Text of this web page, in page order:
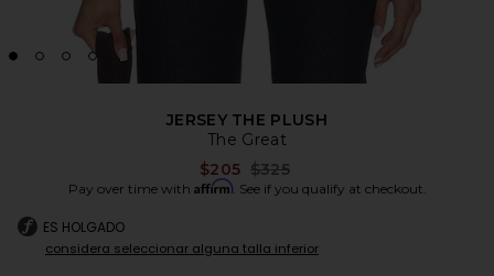
JERSEY THE PLUSH
The Great
$205 Previous price:
$325
Pay over time with Affirm. See if you qualify at checkout.
ES HOLGADO
considera seleccionar alguna talla inferior